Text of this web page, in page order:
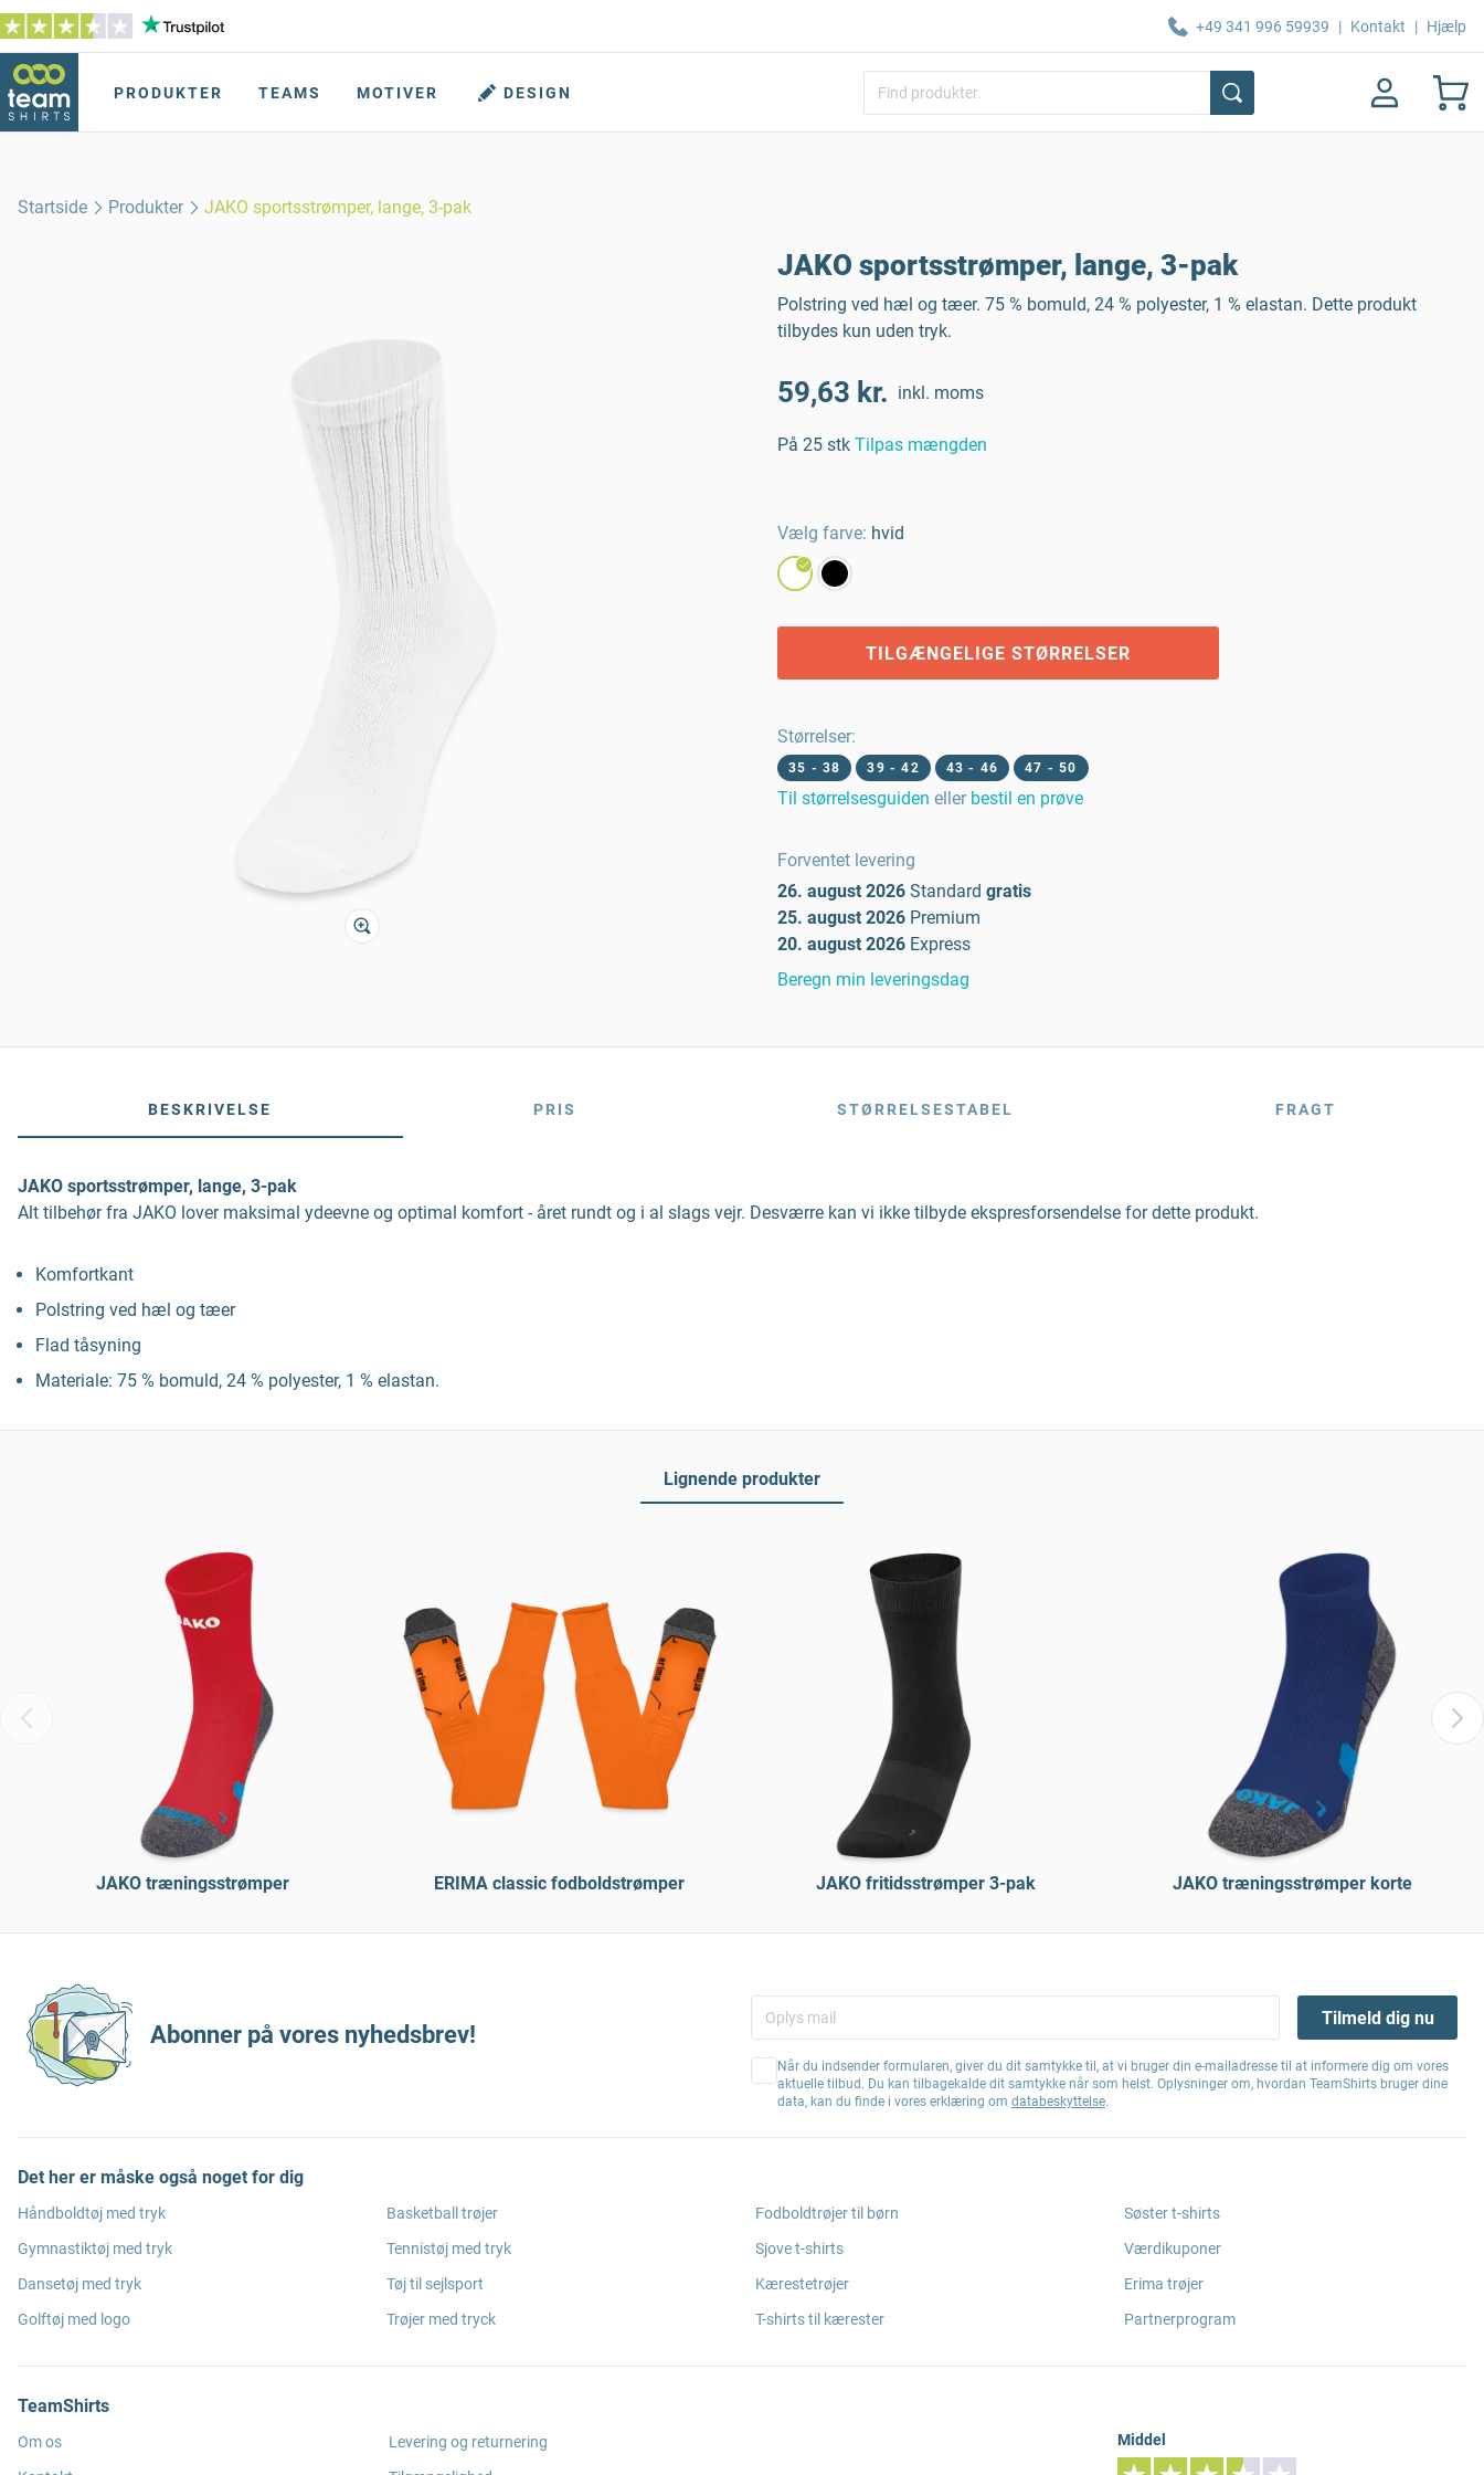
+49 341 996 59939 | Kontakt | Hjælp
PRODUKTER TEAMS MOTIVER DESIGN
Startside Produkter JAKO sportsstrømper, lange, 3-pak
JAKO sportsstrømper, lange, 3-pak
Polstring ved hæl og tæer. 75 % bomuld, 24 % polyester, 1 % elastan. Dette produkt
tilbydes kun uden tryk.
59,63 kr. inkl. moms
På 25 stk Tilpas mængden
Vælg farve: hvid
TILGÆNGELIGE STØRRELSER
Størrelser:
35 - 38 39 - 42 43 - 46 47 - 50
Til størrelsesguiden eller bestil en prøve
Forventet levering
26. august 2026 Standard gratis
25. august 2026 Premium
20. august 2026 Express
Beregn min leveringsdag
BESKRIVELSE PRIS STØRRELSESTABEL FRAGT
JAKO sportsstrømper, lange, 3-pak
Alt tilbehør fra JAKO lover maksimal ydeevne og optimal komfort - året rundt og i al slags vejr. Desværre kan vi ikke tilbyde ekspresforsendelse for dette produkt.
Komfortkant
Polstring ved hæl og tæer
Flad tåsyning
Materiale: 75 % bomuld, 24 % polyester, 1 % elastan.
Lignende produkter
JAKO træningsstrømper ERIMA classic fodboldstrømper JAKO fritidsstrømper 3-pak JAKO træningsstrømper korte
Abonner på vores nyhedsbrev!
Tilmeld dig nu
Når du indsender formularen, giver du dit samtykke til, at vi bruger din e-mailadresse til at informere dig om vores
aktuelle tilbud. Du kan tilbagekalde dit samtykke når som helst. Oplysninger om, hvordan TeamShirts bruger dine
data, kan du finde i vores erklæring om databeskyttelse.
Det her er måske også noget for dig
Håndboldtøj med tryk
Gymnastiktøj med tryk
Dansetøj med tryk
Golftøj med logo
Basketball trøjer
Tennistøj med tryk
Tøj til sejlsport
Trøjer med tryck
Fodboldtrøjer til børn
Sjove t-shirts
Kærestetrøjer
T-shirts til kærester
Søster t-shirts
Værdikuponer
Erima trøjer
Partnerprogram
TeamShirts
Om os
Levering og returnering
Middel